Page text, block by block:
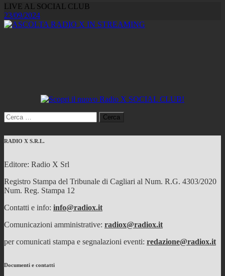
LIVE AL SOCIAL CLUB
23/09/2024
Ricerca
per:
RADIO X S.R.L.
Editore: Radio X Srl
Registro Stampa del Tribunale di Cagliari al Num. R.G. 4303/2020
Num. Reg. Stampa 12
Contatti e info: info@radiox.it
Comunicazioni amministrative: radiox@radiox.it
per comunicati stampa e segnalazioni eventi: redazione@radiox.it
Documenti e contatti